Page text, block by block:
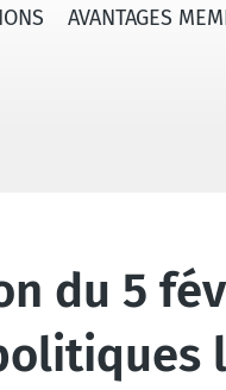
AVANTAGES
du 5